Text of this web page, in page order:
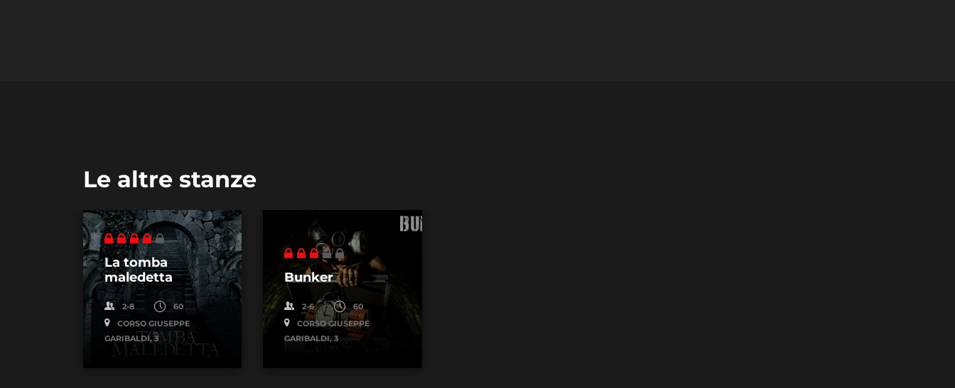
Le altre stanze
La tomba
maledetta
2-8
60
CORSO GIUSEPPE
GARIBALDI, 3
Bunker
2-6
60
CORSO GIUSEPPE
GARIBALDI, 3